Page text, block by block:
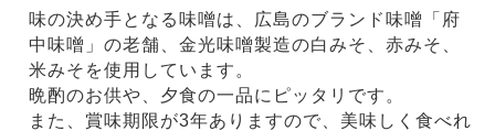
味の決め手となる味噌は、広島のブランド味噌「府
中味噌」の老舗、金光味噌製造の白みそ、赤みそ、
米みそを使用しています。
晩酌のお供や、夕食の一品にピッタリです。
また、賞味期限が3年ありますので、美味しく食べれ